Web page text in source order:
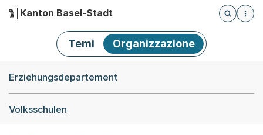
Hauptnavigation
Kanton Basel-Stadt
Öffnet
Temi Organizzazione
Erziehungsdepartement
Volksschulen